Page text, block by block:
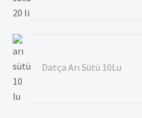
Datça Arı Sütü 10Lu